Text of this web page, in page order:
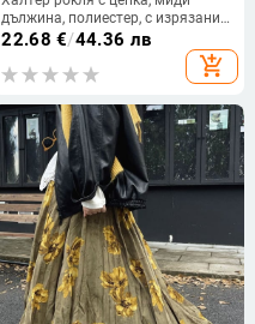
дължина, полиестер, с изрязани
детайли, висока талия
22.68 €/44.36 лв
add_shopping_cart